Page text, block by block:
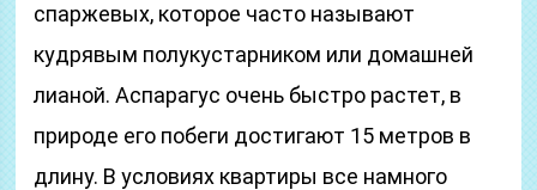
спаржевых, которое часто называют
кудрявым полукустарником или домашней
лианой. Аспарагус очень быстро растет, в
природе его побеги достигают 15 метров в
длину. В условиях квартиры все намного